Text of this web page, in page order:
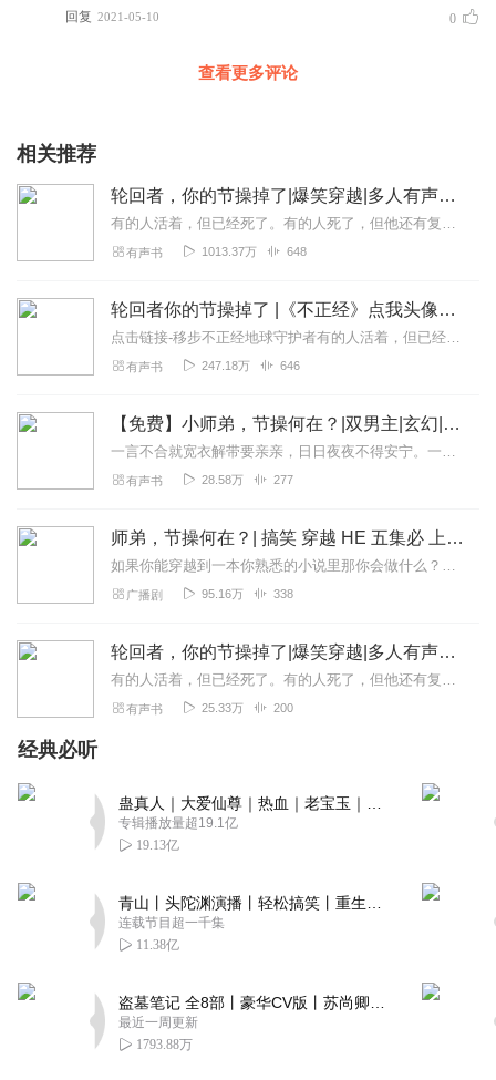
回复 2021-05-10 0
查看更多评论
相关推荐
轮回者，你的节操掉了|爆笑穿越|多人有声剧|玩梗智商在线无厘头闰土爆笑演播
有的人活着，但已经死了。有的人死了，但他还有复活赛。主神：“想明白生命的意义吗？想真正的活着吗？”“都什么年代了，还在玩这种陈年老梗，你们这些搞电信诈骗的能不能...
有声书 1013.37万 648
轮回者你的节操掉了 |《不正经》点我头像主页有
点击链接-移步不正经地球守护者有的人活着，但已经死了。有的人死了，但他还有复活赛。主神：“想明白生命的意义吗？想真正的活着吗？”“都什么年代了，还在玩这种陈年老...
有声书 247.18万 646
【免费】小师弟，节操何在？|双男主|玄幻|纯爱
一言不合就宽衣解带要亲亲，日日夜夜不得安宁。一个高冷面瘫内敛大师兄，意外拣回了一个变成小孩的魔族少主顽皮狡黠绿茶小师弟。两人在相互扶持与对抗中，逐渐揭开彼此的心...
有声书 28.58万 277
师弟，节操何在？| 搞笑 穿越 HE 五集必 上瘾 水中火演播
如果你能穿越到一本你熟悉的小说里那你会做什么？是混吃等死？还是潇洒活一生？亦或是问鼎九天？姚涟摸了摸圆润的下巴，我求的是什么？权？钱？势？不，不，不，...
广播剧 95.16万 338
轮回者，你的节操掉了|爆笑穿越|多人有声剧【免费慢更版】
有的人活着，但已经死了。有的人死了，但他还有复活赛。主神：“想明白生命的意义吗？想真正的活着吗？”“都什么年代了，还在玩这种陈年老梗，你们这些搞电信诈骗的能不能...
有声书 25.33万 200
经典必听
专辑播放量超19.1亿
19.13亿
连载节目超一千集
11.38亿
最近一周更新
1793.88万